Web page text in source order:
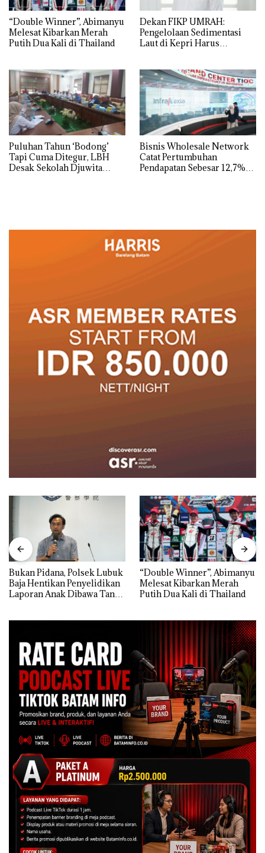
“Double Winner”, Abimanyu
Melesat Kibarkan Merah
Putih Dua Kali di Thailand
Dekan FIKP UMRAH:
Pengelolaan Sedimentasi
Laut di Kepri Harus
dengan Konservasi
Puluhan Tahun ‘Bodong’
Tapi Cuma Ditegur, LBH
Desak Sekolah Djuwita
Bisnis Wholesale Network
Catat Pertumbuhan
Pendapatan Sebesar 12,7%
Bukan Pidana, Polsek Lubuk
Baja Hentikan Penyelidikan
Laporan Anak Dibawa Tanpa
“Double Winner”, Abimanyu
Melesat Kibarkan Merah
Putih Dua Kali di Thailand